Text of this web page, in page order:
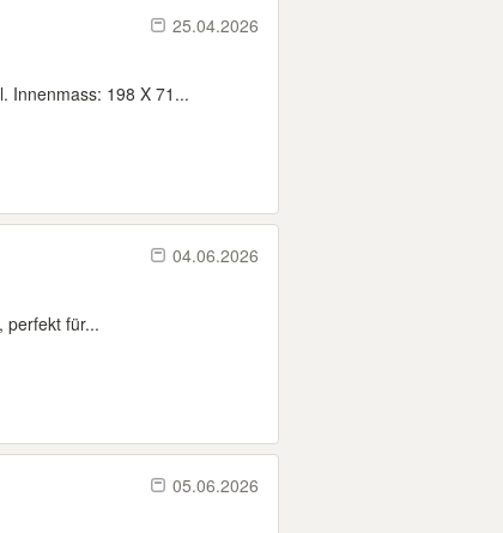
25.04.2026
Innenmass: 198 X 71...
04.06.2026
perfekt für...
05.06.2026